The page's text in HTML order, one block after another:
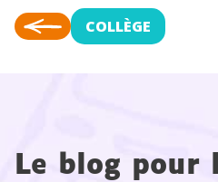
COLLÈGE
Le blog pour